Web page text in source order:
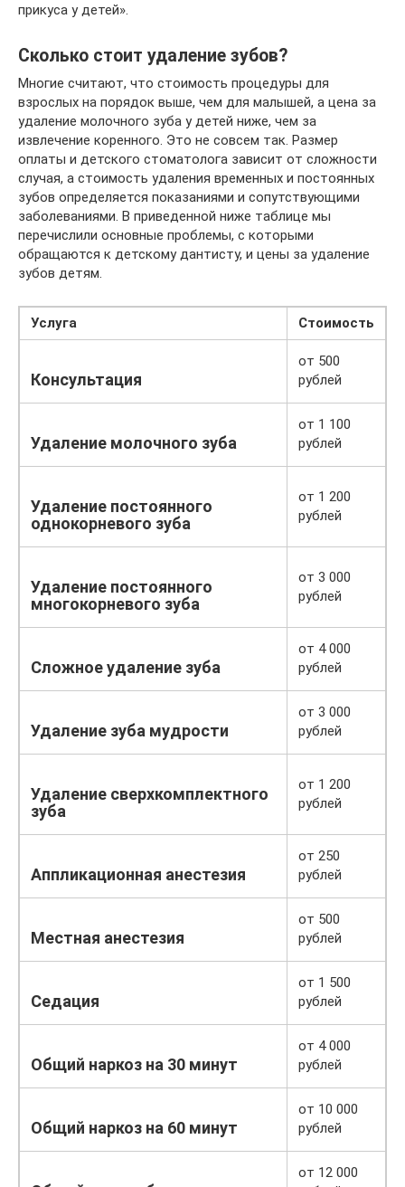
прикуса у детей».
Сколько стоит удаление зубов?
Многие считают, что стоимость процедуры для
взрослых на порядок выше, чем для малышей, а цена за
удаление молочного зуба у детей ниже, чем за
извлечение коренного. Это не совсем так. Размер
оплаты и детского стоматолога зависит от сложности
случая, а стоимость удаления временных и постоянных
зубов определяется показаниями и сопутствующими
заболеваниями. В приведенной ниже таблице мы
перечислили основные проблемы, с которыми
обращаются к детскому дантисту, и цены за удаление
зубов детям.
Услуга Стоимость
Консультация
от 500
рублей
Удаление молочного зуба
от 1 100
рублей
Удаление постоянного
однокорневого зуба
от 1 200
рублей
Удаление постоянного
многокорневого зуба
от 3 000
рублей
Сложное удаление зуба
от 4 000
рублей
Удаление зуба мудрости
от 3 000
рублей
Удаление сверхкомплектного
зуба
от 1 200
рублей
Аппликационная анестезия
от 250
рублей
Местная анестезия
от 500
рублей
Седация
от 1 500
рублей
Общий наркоз на 30 минут
от 4 000
рублей
Общий наркоз на 60 минут
от 10 000
рублей
от 12 000